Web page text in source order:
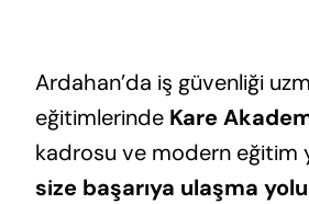
Ardahan’da iş güvenliği
eğitimlerinde Kare
kadrosu ve modern eğitim
size başarıya ulaşma